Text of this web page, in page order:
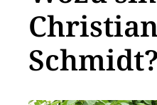
Schmidt?